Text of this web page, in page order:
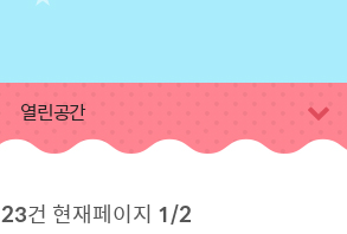
열린공간
23건 현재페이지 1/2